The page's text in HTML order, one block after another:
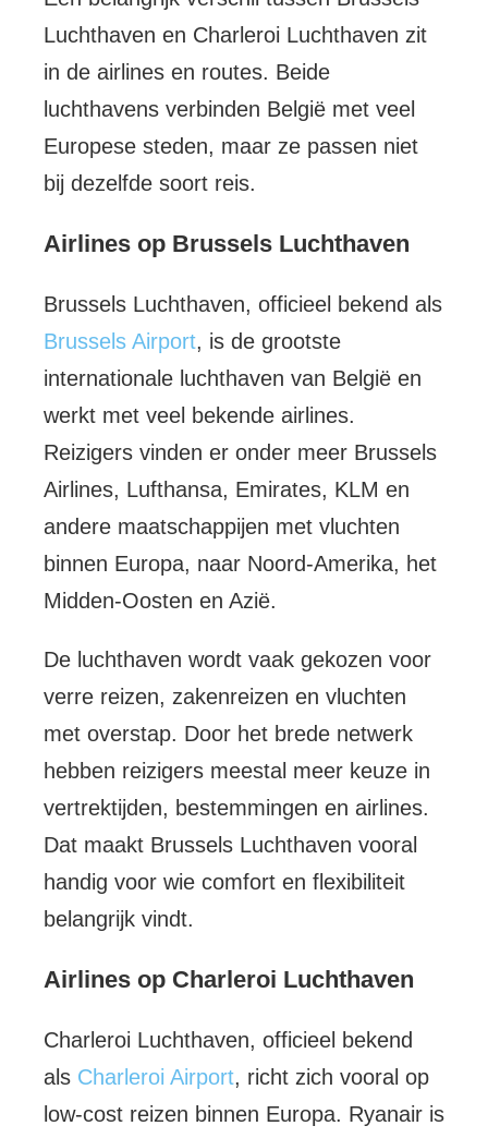
Luchthaven en Charleroi Luchthaven zit
in de airlines en routes. Beide
luchthavens verbinden België met veel
Europese steden, maar ze passen niet
bij dezelfde soort reis.
Airlines op Brussels Luchthaven
Brussels Luchthaven, officieel bekend als
Brussels Airport, is de grootste
internationale luchthaven van België en
werkt met veel bekende airlines.
Reizigers vinden er onder meer Brussels
Airlines, Lufthansa, Emirates, KLM en
andere maatschappijen met vluchten
binnen Europa, naar Noord-Amerika, het
Midden-Oosten en Azië.
De luchthaven wordt vaak gekozen voor
verre reizen, zakenreizen en vluchten
met overstap. Door het brede netwerk
hebben reizigers meestal meer keuze in
vertrektijden, bestemmingen en airlines.
Dat maakt Brussels Luchthaven vooral
handig voor wie comfort en flexibiliteit
belangrijk vindt.
Airlines op Charleroi Luchthaven
Charleroi Luchthaven, officieel bekend
als Charleroi Airport, richt zich vooral op
low-cost reizen binnen Europa. Ryanair is